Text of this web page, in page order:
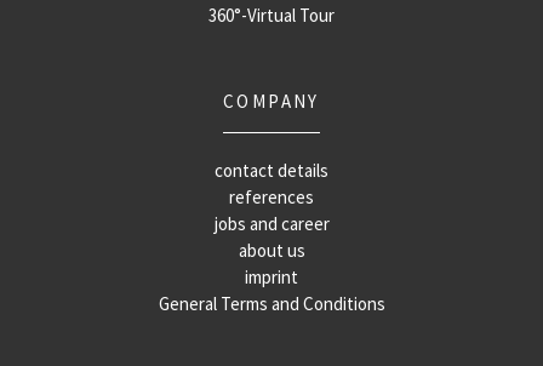
360°-Virtual Tour
COMPANY
contact details
references
jobs and career
about us
imprint
General Terms and Conditions